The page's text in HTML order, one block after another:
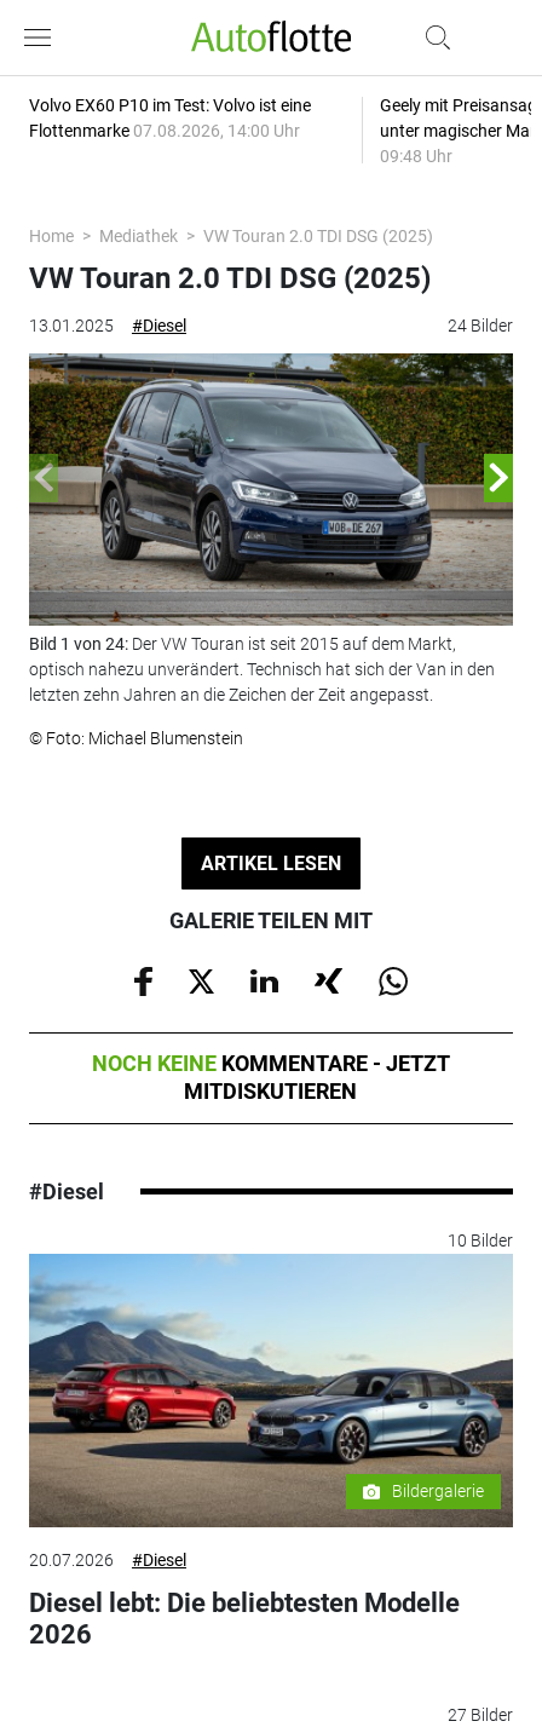
Volvo EX60 P10 im Test: Volvo ist eine
Flottenmarke 07.08.2026, 14:00 Uhr
Geely mit
unter magischer
09:48 Uhr
Home Mediathek VW Touran 2.0 TDI DSG (2025)
13.01.2025 #Diesel 24 Bilder
VW Touran 2.0 TDI DSG (2025)
Bild 1 von 24: Der VW Touran ist seit 2015 auf dem Markt,
optisch nahezu unverändert. Technisch hat sich der Van in den
letzten zehn Jahren an die Zeichen der Zeit angepasst.
© Foto: Michael Blumenstein
ARTIKEL LESEN
GALERIE TEILEN MIT
NOCH KEINE KOMMENTARE - JETZT
MITDISKUTIEREN
#Diesel
10 Bilder
Bildergalerie
20.07.2026 #Diesel
Diesel lebt: Die beliebtesten Modelle
2026
27 Bilder